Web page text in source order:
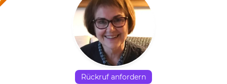
Rückruf anfordern